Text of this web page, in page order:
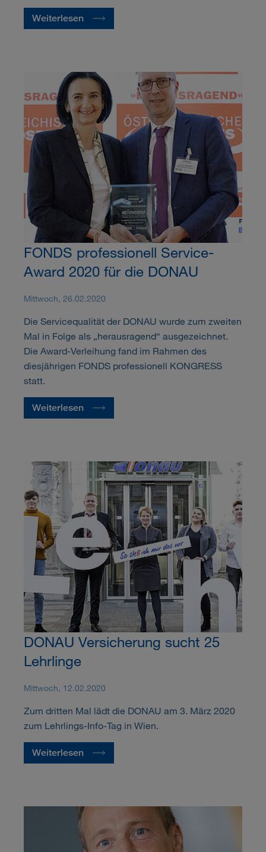
Weiterlesen
FONDS professionell Service-
Award 2020 für die DONAU
Mittwoch, 26.02.2020
Die Servicequalität der DONAU wurde zum zweiten
Mal in Folge als „herausragend“ ausgezeichnet.
Die Award-Verleihung fand im Rahmen des
diesjährigen FONDS professionell KONGRESS
statt.
Weiterlesen
DONAU Versicherung sucht 25
Lehrlinge
Mittwoch, 12.02.2020
Zum dritten Mal lädt die DONAU am 3. März 2020
zum Lehrlings-Info-Tag in Wien.
Weiterlesen